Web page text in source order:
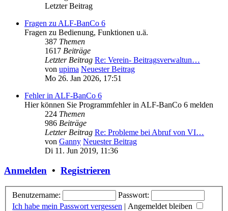
Letzter Beitrag
Fragen zu ALF-BanCo 6
Fragen zu Bedienung, Funktionen u.ä.
387 Themen
1617 Beiträge
Letzter Beitrag Re: Verein- Beitragsverwaltun…
von upima Neuester Beitrag
Mo 26. Jan 2026, 17:51
Fehler in ALF-BanCo 6
Hier können Sie Programmfehler in ALF-BanCo 6 melden
224 Themen
986 Beiträge
Letzter Beitrag Re: Probleme bei Abruf von VI…
von Ganny Neuester Beitrag
Di 11. Jun 2019, 11:36
Anmelden • Registrieren
Benutzername:
Passwort:
Ich habe mein Passwort vergessen | Angemeldet bleiben